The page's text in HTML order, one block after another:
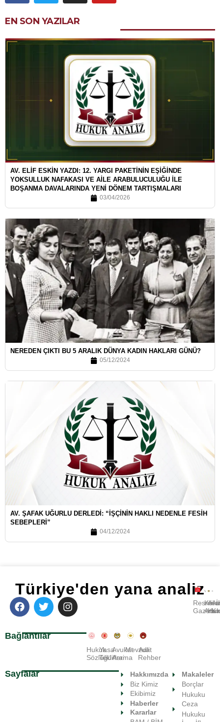
EN SON YAZILAR
AV. ELİF ESKİN YAZDI: 12. YARGI PAKETİNİN EŞİĞİNDE
YOKSULLUK NAFAKASI VE AİLE ARABULUCULUĞU İLE
BOŞANMA DAVALARINDA YENİ DÖNEM TARTIŞMALARI
03/04/2026
NEREDEN ÇIKTI BU 5 ARALIK DÜNYA KADIN HAKLARI GÜNÜ?
05/12/2024
AV. ŞAFAK UĞURLU DERLEDI: “İŞÇININ HAKLI NEDENLE FESIH
SEBEPLERI”
04/12/2024
Türkiye'den yana analiz
Bağlantılar
Hukuk
Sözlüğü
Yasa
Teklifleri
Avukat
Arama
Mevzuat
Adli
Rehber
Resmi
Gazete
Sayfalar
Hakkımızda
Biz Kimiz
Ekibimiz
Haberler
Kararlar
Makaleler
Borçlar
Hukuku
Ceza
Hukuku